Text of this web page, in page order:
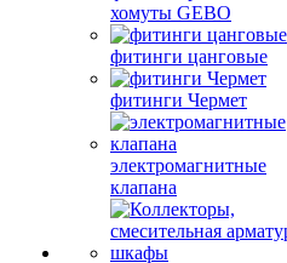
хомуты GEBO
фитинги цанговые
фитинги Чермет
электромагнитные
клапана